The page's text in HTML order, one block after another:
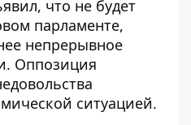
что не будет
парламенте,
непрерывное
Оппозиция
ситуацией.